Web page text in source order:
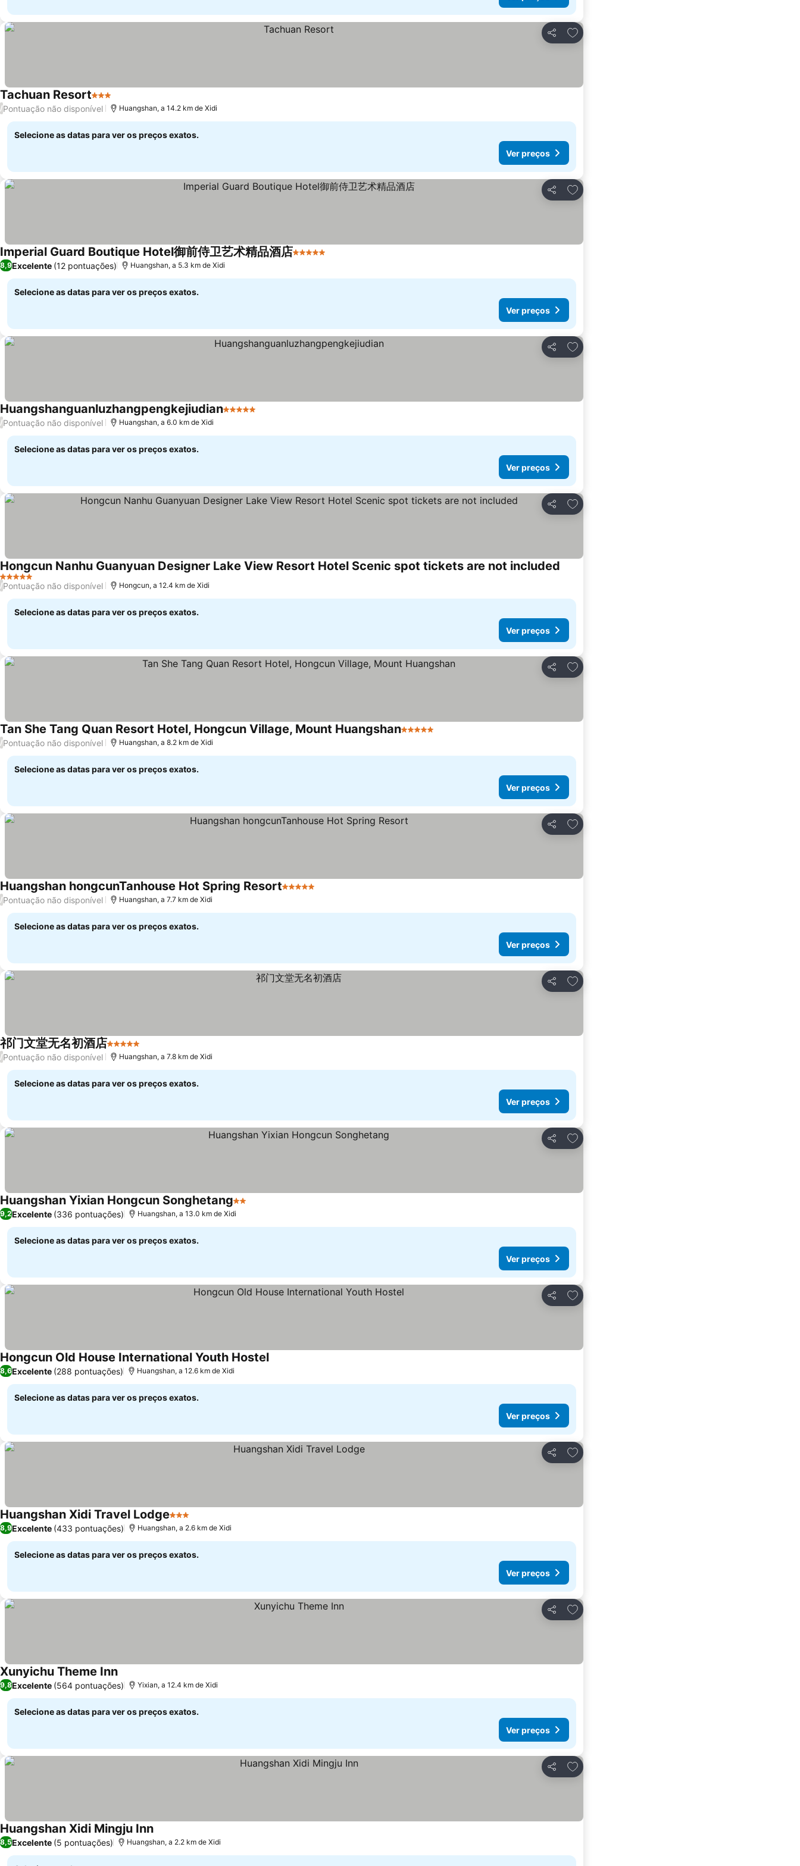
Partilhar
Adicionar aos favoritos
Tachuan Resort3 EstrelasVer preços
/Pontuação não disponível Huangshan, a 14.2 km de Xidi
Selecione as datas para ver os preços exatos.
Ver preços
Partilhar
Adicionar aos favoritos
Imperial Guard Boutique Hotel御前侍卫艺术精品酒店5 Estrelas
8,9Excelente (12 pontuações) Huangshan, a 5.3 km de Xidi
Selecione as datas para ver os preços exatos.
Ver preços
Partilhar
Adicionar aos favoritos
Huangshanguanluzhangpengkejiudian5 Estrelas
/Pontuação não disponível Huangshan, a 6.0 km de Xidi
Selecione as datas para ver os preços exatos.
Ver preços
Partilhar
Adicionar aos favoritos
Hongcun Nanhu Guanyuan Designer Lake View Resort Hotel Scenic spot tickets are not included
5 EstrelasVer preços
/Pontuação não disponível Hongcun, a 12.4 km de Xidi
Selecione as datas para ver os preços exatos.
Ver preços
Partilhar
Adicionar aos favoritos
Tan She Tang Quan Resort Hotel, Hongcun Village, Mount Huangshan5 Estrelas
/Pontuação não disponível Huangshan, a 8.2 km de Xidi
Selecione as datas para ver os preços exatos.
Ver preços
Partilhar
Adicionar aos favoritos
Huangshan hongcunTanhouse Hot Spring Resort5 Estrelas
/Pontuação não disponível Huangshan, a 7.7 km de Xidi
Selecione as datas para ver os preços exatos.
Ver preços
Partilhar
Adicionar aos favoritos
祁门文堂无名初酒店5 Estrelas
/Pontuação não disponível Huangshan, a 7.8 km de Xidi
Selecione as datas para ver os preços exatos.
Ver preços
Partilhar
Adicionar aos favoritos
Huangshan Yixian Hongcun Songhetang2 Estrelas
9,2Excelente (336 pontuações) Huangshan, a 13.0 km de Xidi
Selecione as datas para ver os preços exatos.
Ver preços
Partilhar
Adicionar aos favoritos
Hongcun Old House International Youth HostelVer preços
8,6Excelente (288 pontuações) Huangshan, a 12.6 km de Xidi
Selecione as datas para ver os preços exatos.
Ver preços
Partilhar
Adicionar aos favoritos
Huangshan Xidi Travel Lodge3 Estrelas
8,9Excelente (433 pontuações) Huangshan, a 2.6 km de Xidi
Selecione as datas para ver os preços exatos.
Ver preços
Partilhar
Adicionar aos favoritos
Xunyichu Theme InnVer preços
9,8Excelente (564 pontuações) Yixian, a 12.4 km de Xidi
Selecione as datas para ver os preços exatos.
Ver preços
Partilhar
Adicionar aos favoritos
Huangshan Xidi Mingju InnVer preços
8,5Excelente (5 pontuações) Huangshan, a 2.2 km de Xidi